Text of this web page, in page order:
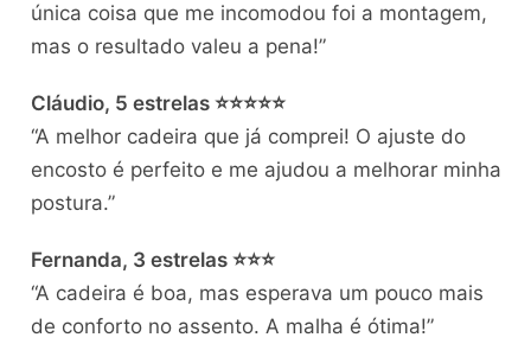
única coisa que me incomodou foi a montagem,
mas o resultado valeu a pena!”
Cláudio, 5 estrelas ⭐⭐⭐⭐⭐
“A melhor cadeira que já comprei! O ajuste do
encosto é perfeito e me ajudou a melhorar minha
postura.”
Fernanda, 3 estrelas ⭐⭐⭐
“A cadeira é boa, mas esperava um pouco mais
de conforto no assento. A malha é ótima!”